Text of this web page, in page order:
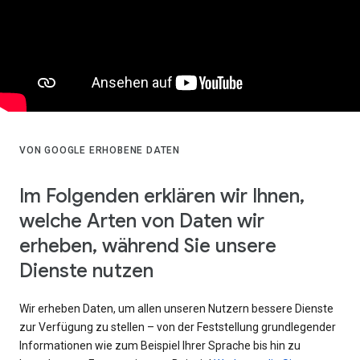
VON GOOGLE ERHOBENE DATEN
Im Folgenden erklären wir Ihnen,
welche Arten von Daten wir
erheben, während Sie unsere
Dienste nutzen
Wir erheben Daten, um allen unseren Nutzern bessere Dienste
zur Verfügung zu stellen – von der Feststellung grundlegender
Informationen wie zum Beispiel Ihrer Sprache bis hin zu